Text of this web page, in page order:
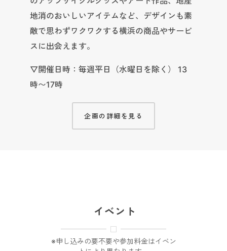
地消のおいしいアイテムなど、デザインも素
敵で思わずワクワクする横浜の商品やサービ
スに出会えます。
▽開催日時：毎週平日（水曜日を除く） 13
時〜17時
企画の詳細を見る
イベント
※申し込みの要不要や参加料金はイベン